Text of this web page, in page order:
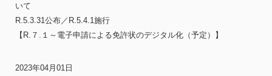
いて
R.5.3.31公布／R.5.4.1施行
【R.７.１～電子申請による免許状のデジタル化（予定）】
2023年04月01日